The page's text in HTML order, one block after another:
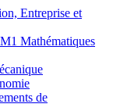
Entreprise et
Mathématiques
de